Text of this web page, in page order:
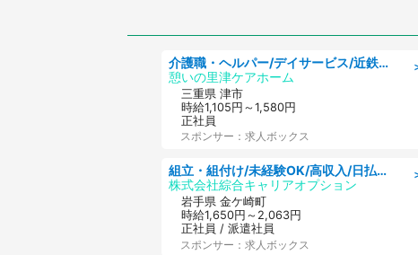
介護職・ヘルパー/デイサービス/近鉄名古屋線 高田本山/津市/三重県
憩いの里津ケアホーム
三重県 津市
時給1,105円～1,580円
正社員
スポンサー：求人ボックス
組立・組付け/未経験OK/高収入/日払いOK/交替制/20・30・40代活躍中
株式会社綜合キャリアオプション
岩手県 金ケ崎町
時給1,650円～2,063円
正社員 / 派遣社員
スポンサー：求人ボックス